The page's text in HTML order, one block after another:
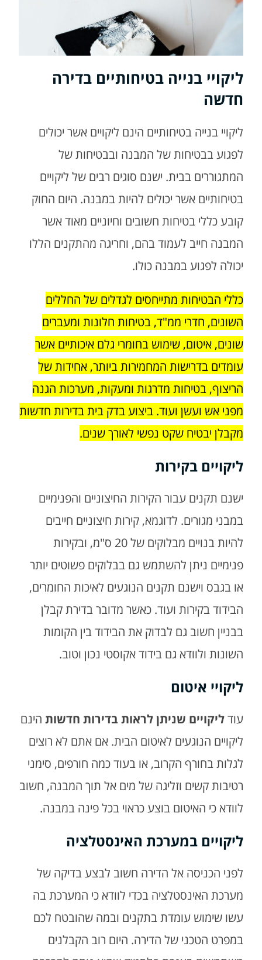
ליקויי בנייה בטיחותיים בדירה
חדשה
ליקויי בנייה בטיחותיים הינם ליקויים אשר יכולים
לפגוע בבטיחות של המבנה ובבטיחות של
המתגוררים בבית. ישנם סוגים רבים של ליקויים
בטיחותיים אשר יכולים להיות במבנה. היום החוק
קובע כללי בטיחות חשובים וחיוניים מאוד אשר
המבנה חייב לעמוד בהם, וחריגה מהתקנים הללו
יכולה לפגוע במבנה כולו.
כללי הבטיחות מתייחסים לגדלים של החללים
השונים, חדרי ממ"ד, בטיחות חלונות ומעברים
שונים, איטום, שימוש בחומרי גלם איכותיים אשר
עומדים בדרישות המחמירות ביותר, אחידות של
הריצוף, בטיחות מדרגות ומעקות, מערכות הגנה
מפני אש ועשן ועוד. ביצוע בדק בית בדירות חדשות
מקבלן יבטיח שקט נפשי לאורך שנים.
ליקויים בקירות
ישנם תקנים עבור הקירות החיצוניים והפנימיים
במבני מגורים. לדוגמא, קירות חיצוניים חייבים
להיות בנויים מבלוקים של 20 ס"מ, ובקירות
פנימיים ניתן להשתמש גם בבלוקים פשוטים יותר
או בגבס וישנם תקנים הנוגעים לאיכות החומרים,
הבידוד בקירות ועוד. כאשר מדובר בדירת קבלן
בבניין חשוב גם לבדוק את הבידוד בין הקומות
השונות ולוודא גם בידוד אקוסטי נכון וטוב.
ליקויי איטום
עודליקויים שניתן לראות בדירות חדשות הינם
ליקויים הנוגעים לאיטום הבית. אם אתם לא רוצים
לגלות בחורף הקרוב, או בעוד כמה חורפים, סימני
רטיבות קשים וזליגה של מים אל תוך המבנה, חשוב
לוודא כי האיטום בוצע כראוי בכל פינה במבנה.
ליקויים במערכת האינסטלציה
לפני הכניסה אל הדירה חשוב לבצע בדיקה של
מערכת האינסטלציה בכדי לוודא כי המערכת בה
עשו שימוש עומדת בתקנים ובמה שהובטח לכם
במפרט הטכני של הדירה. היום רוב הקבלנים